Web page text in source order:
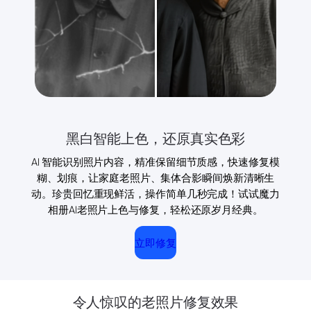
黑白智能上色，还原真实色彩
AI 智能识别照片内容，精准保留细节质感，快速修复模
糊、划痕，让家庭老照片、集体合影瞬间焕新清晰生
动。珍贵回忆重现鲜活，操作简单几秒完成！试试魔力
相册AI老照片上色与修复，轻松还原岁月经典。
立即修复
令人惊叹的老照片修复效果